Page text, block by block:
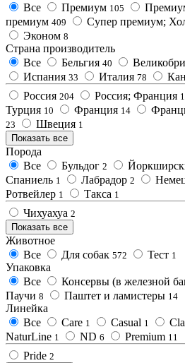
Все
Премиум 105
премиум 409 Супер премиум;
Эконом 8
Страна производитель
Все
Бельгия 40
Испания 33 Италия 78
Россия 204 Россия; Франция
Турция 10 Франция 14
23 Швеция 1
Показать все
Порода
Все
Бульдог 2
Спаниель 1 Лабрадор 2
Ротвейлер 1 Такса 1
Чихуахуа 2
Показать все
Животное
Все
Для собак 572 Тест 1
Упаковка
Все
Консервы (в железной
Паучи 8 Паштет и ламистеры 14
Линейка
Все
Care 1 Casual 1
NaturLine 1 ND 6 Premium 11
Pride 2